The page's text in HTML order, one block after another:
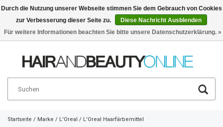
Deutsch €
Startseite / Marke / L'Oreal / L'Oreal Haarfärbemittel
Durch die Nutzung unserer Webseite stimmen Sie dem Gebrauch von Cookies
zur Verbesserung dieser Seite zu.
Diese Nachricht Ausblenden
Für weitere Informationen beachten Sie bitte unsere Datenschutzerklärung. »